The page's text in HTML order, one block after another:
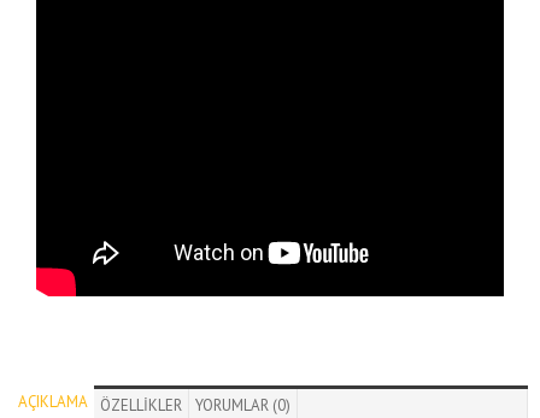
AÇIKLAMA ÖZELLIKLER YORUMLAR (0)